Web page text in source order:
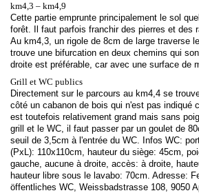
km4,3 – km4,9
Cette partie emprunte principalement le sol
forêt. Il faut parfois franchir des pierres et des
Au km4,3, un rigole de 8cm de large traverse
trouve une bifurcation en deux chemins qui
droite est préférable, car avec une surface de
Grill et WC publics
Directement sur le parcours au km4,4 se
côté un cabanon de bois qui n'est pas indiqué
est toutefois relativement grand mais sans
grill et le WC, il faut passer par un goulet de
seuil de 3,5cm à l'entrée du WC. Infos WC:
(PxL): 110x110cm, hauteur du siège: 45cm,
gauche, aucune à droite, accès: à droite,
hauteur libre sous le lavabo: 70cm. Adresse:
öffentliches WC, Weissbadstrasse 108, 9050